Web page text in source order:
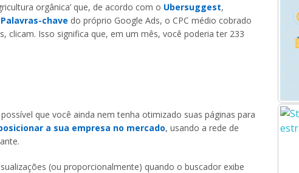
orgânica’ que, de acordo com o Ubersuggest,
chave do próprio Google Ads, o CPC médio cobrado
clicam. Isso significa que, em um mês, você poderia ter 233
que você ainda nem tenha otimizado suas páginas para
a sua empresa no mercado, usando a rede de
(ou proporcionalmente) quando o buscador exibe